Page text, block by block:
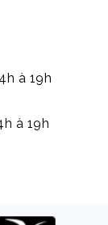
à 19h
à 19h